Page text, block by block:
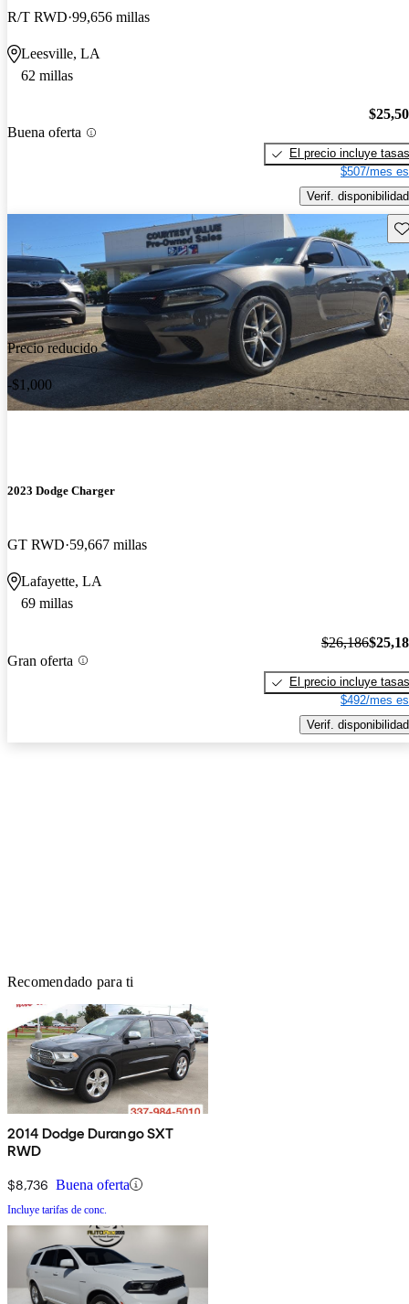
R/T RWD 99,656 millas
Leesville, LA
62 millas
Buena oferta
El precio incluye tasas
$507/mes
Verif. disponibilidad
Precio reducido
-$1,000
2023 Dodge Charger
GT RWD 59,667 millas
Lafayette, LA
69 millas
Gran oferta
$26,186
El precio incluye tasas
$492/mes
Verif. disponibilidad
Recomendado para ti
2014 Dodge Durango SXT
RWD
$8,736 Buena oferta
Incluye tarifas de conc.